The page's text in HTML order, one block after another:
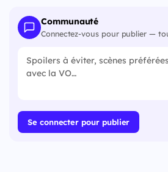
Communauté
Connectez-vous pour publier —
Se connecter pour publier